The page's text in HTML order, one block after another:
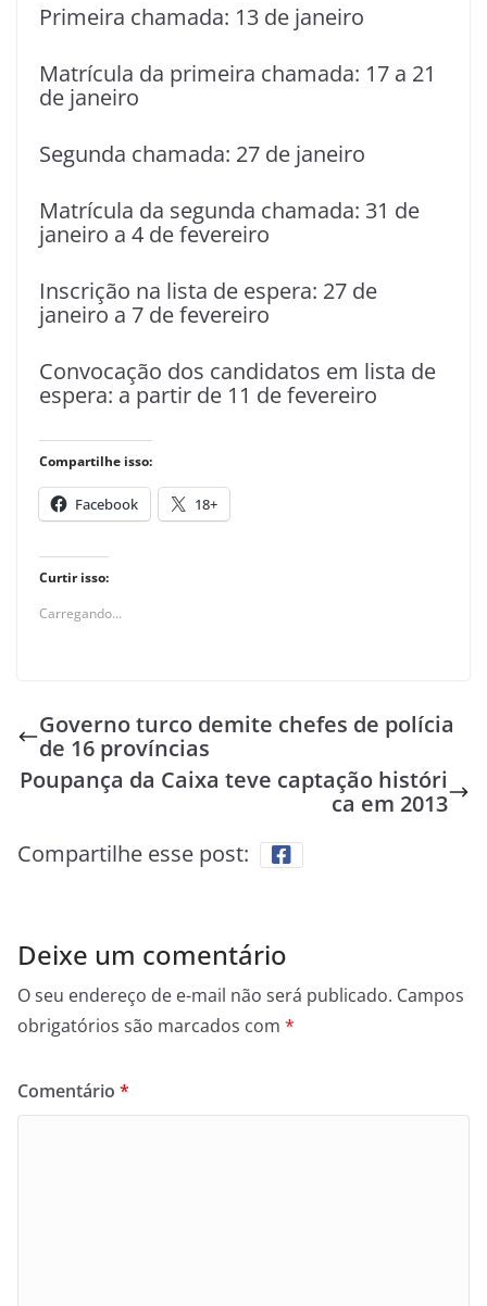
Primeira chamada: 13 de janeiro
Matrícula da primeira chamada: 17 a 21
de janeiro
Segunda chamada: 27 de janeiro
Matrícula da segunda chamada: 31 de
janeiro a 4 de fevereiro
Inscrição na lista de espera: 27 de
janeiro a 7 de fevereiro
Convocação dos candidatos em lista de
espera: a partir de 11 de fevereiro
Compartilhe isso:
Facebook 18+
Curtir isso:
Carregando...
Governo turco demite chefes de polícia
de 16 províncias
Poupança da Caixa teve captação históri
ca em 2013
Compartilhe esse post:
Deixe um comentário
O seu endereço de e-mail não será publicado. Campos
obrigatórios são marcados com *
Comentário *